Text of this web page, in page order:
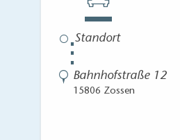
⋮
Bahnhofstraße 12
15806 Zossen